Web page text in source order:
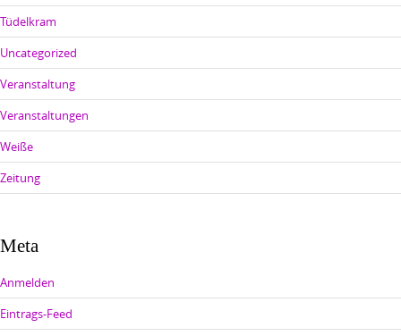
Tüdelkram
Uncategorized
Veranstaltung
Veranstaltungen
Weiße
Zeitung
Meta
Anmelden
Eintrags-Feed